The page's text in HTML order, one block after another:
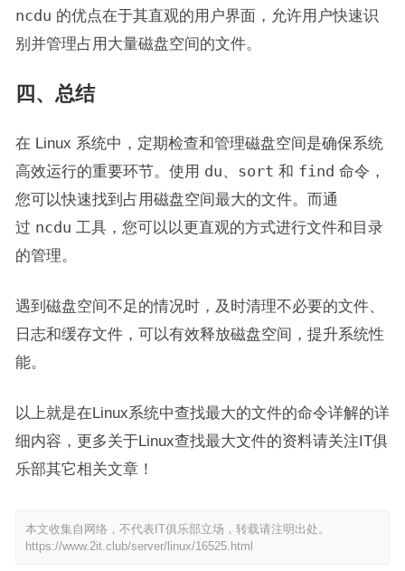
ncdu 的优点在于其直观的用户界面，允许用户快速识
别并管理占用大量磁盘空间的文件。
四、总结
在 Linux 系统中，定期检查和管理磁盘空间是确保系统
高效运行的重要环节。使用 du、 sort 和 find 命令，
您可以快速找到占用磁盘空间最大的文件。而通
过 ncdu 工具，您可以以更直观的方式进行文件和目录
的管理。
遇到磁盘空间不足的情况时，及时清理不必要的文件、
日志和缓存文件，可以有效释放磁盘空间，提升系统性
能。
以上就是在Linux系统中查找最大的文件的命令详解的详
细内容，更多关于Linux查找最大文件的资料请关注IT俱
乐部其它相关文章！
本文收集自网络，不代表IT俱乐部立场，转载请注明出处。
https://www.2it.club/server/linux/16525.html